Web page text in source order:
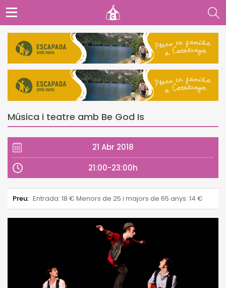
Música i teatre amb Be God Is
21 Abr 2018
21:00-23:00h
Preu: Entrada: 18 € Menors de 25 i majors de 65 anys: 14 €